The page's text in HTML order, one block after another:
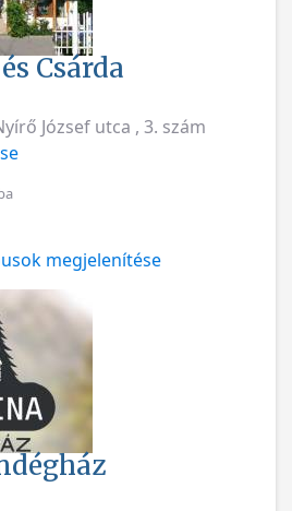
Csárda
József utca , 3. szám
megjelenítése